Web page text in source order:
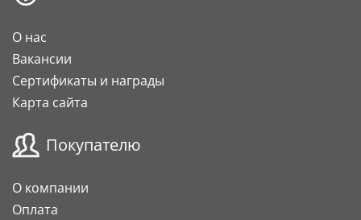
О нас
Вакансии
Сертификаты и награды
Карта сайта
Покупателю
О компании
Оплата